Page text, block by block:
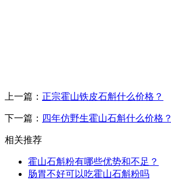
上一篇： 正宗霍山铁皮石斛什么价格？
下一篇： 四年仿野生霍山石斛什么价格？
相关推荐
霍山石斛粉有哪些优势和不足？
肠胃不好可以吃霍山石斛粉吗